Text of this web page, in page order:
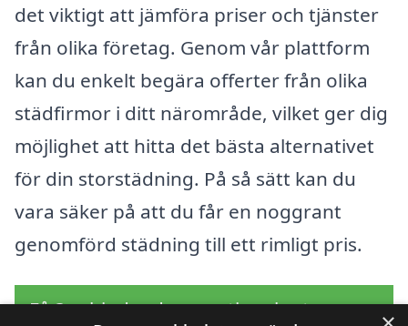
det viktigt att jämföra priser och tjänster
från olika företag. Genom vår plattform
kan du enkelt begära offerter från olika
städfirmor i ditt närområde, vilket ger dig
möjlighet att hitta det bästa alternativet
för din storstädning. På så sätt kan du
vara säker på att du får en noggrant
genomförd städning till ett rimligt pris.
Få 3 erbjudanden, gratis och utan